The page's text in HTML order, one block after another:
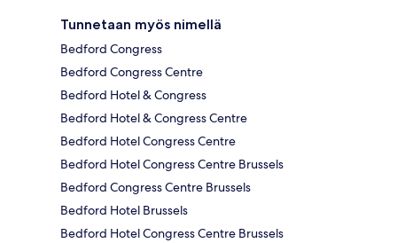
Tunnetaan myös nimellä
Bedford Congress
Bedford Congress Centre
Bedford Hotel & Congress
Bedford Hotel & Congress Centre
Bedford Hotel Congress Centre
Bedford Hotel Congress Centre Brussels
Bedford Congress Centre Brussels
Bedford Hotel Brussels
Bedford Hotel Congress Centre Brussels